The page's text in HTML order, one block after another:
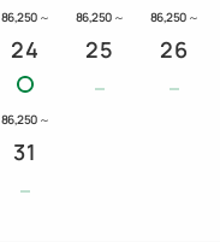
86,250 ～ 86,250 ～ 86,250 ～
24
86,250 ～
25 26
31